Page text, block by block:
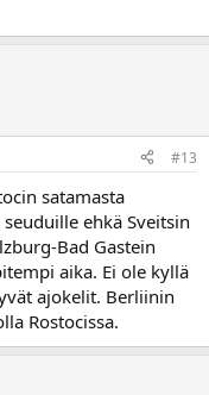
#13
satamasta
ehkä Sveitsin
Bad Gastein
aika. Ei ole kyllä
ajokelit. Berliinin
Rostocissa.